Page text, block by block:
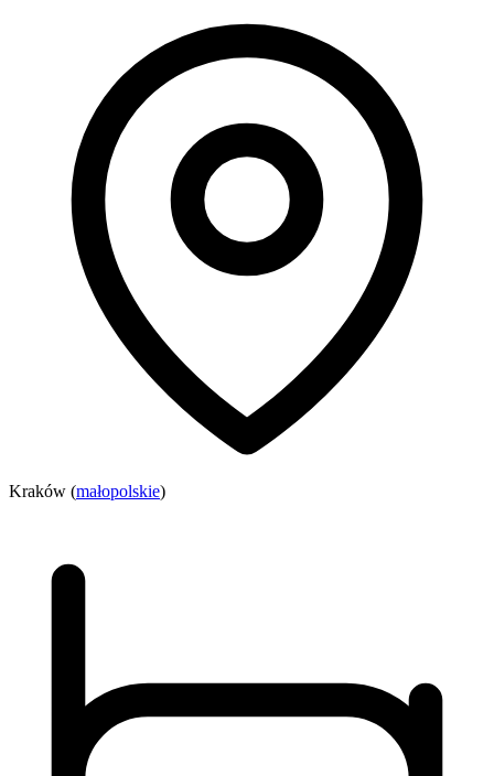
Kraków (małopolskie)